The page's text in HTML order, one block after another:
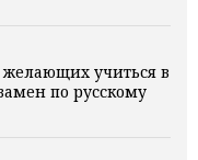
учиться в
по русскому